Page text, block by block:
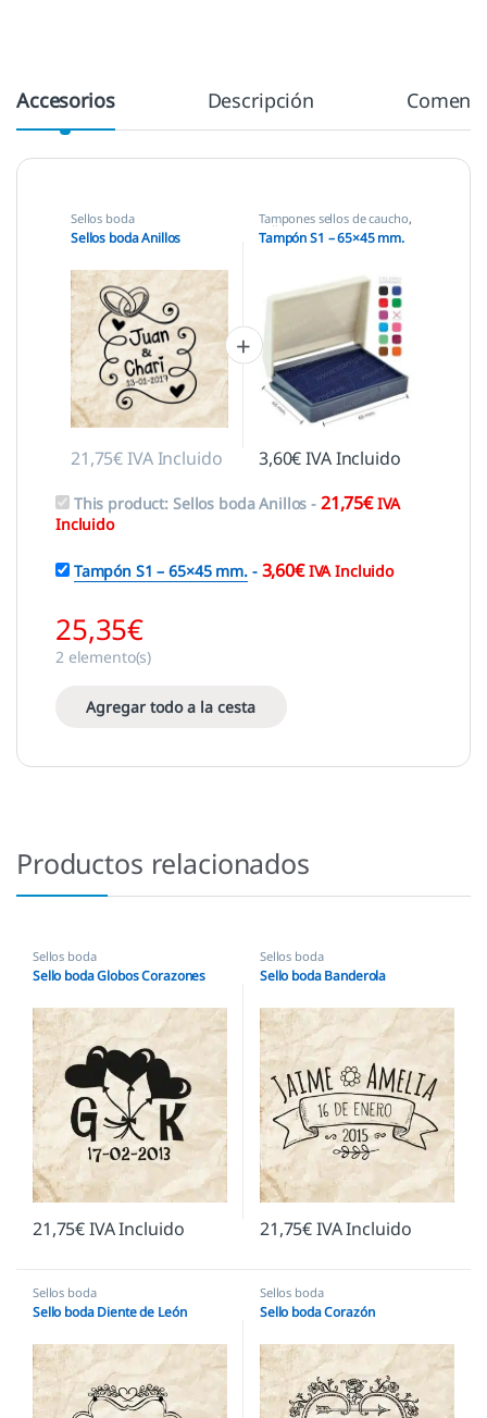
Accesorios Descripción
Sellos boda
Sellos boda Anillos
21,75€IVA Incluido
Tampones sellos de caucho,
Sellos empresas
Tampón S1 – 65×45 mm.
3,60€IVA Incluido
This product: Sellos boda Anillos - 21,75€ IVA
Incluido
Tampón S1 – 65×45 mm.- 3,60€ IVA Incluido
25,35€
2elemento(s)
Agregar todo a la cesta
Productos relacionados
Sellos boda
Sello boda Globos Corazones
21,75€IVA Incluido
Sellos boda
Sello boda Banderola
21,75€IVA Incluido
Sellos boda
Sello boda Diente de León
Sellos boda
Sello boda Corazón